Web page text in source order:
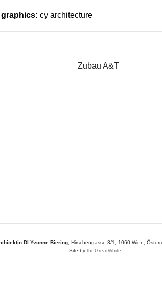
cy architecture
Zubau A&T
DI Yvonne Biering , Hirschengasse 3/1, 1060 Wien,
Site by theGreatWhite